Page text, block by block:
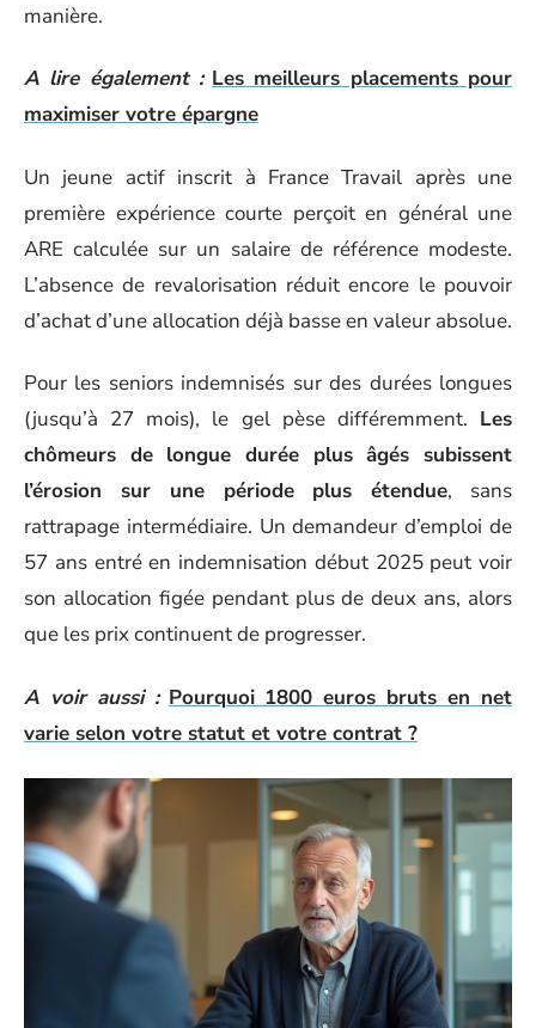
manière.
A lire également : Les meilleurs placements pour
maximiser votre épargne
Un jeune actif inscrit à France Travail après une
première expérience courte perçoit en général une
ARE calculée sur un salaire de référence modeste.
L’absence de revalorisation réduit encore le pouvoir
d’achat d’une allocation déjà basse en valeur absolue.
Pour les seniors indemnisés sur des durées longues
(jusqu’à 27 mois), le gel pèse différemment. Les
chômeurs de longue durée plus âgés subissent
l’érosion sur une période plus étendue, sans
rattrapage intermédiaire. Un demandeur d’emploi de
57 ans entré en indemnisation début 2025 peut voir
son allocation figée pendant plus de deux ans, alors
que les prix continuent de progresser.
A voir aussi : Pourquoi 1800 euros bruts en net
varie selon votre statut et votre contrat ?